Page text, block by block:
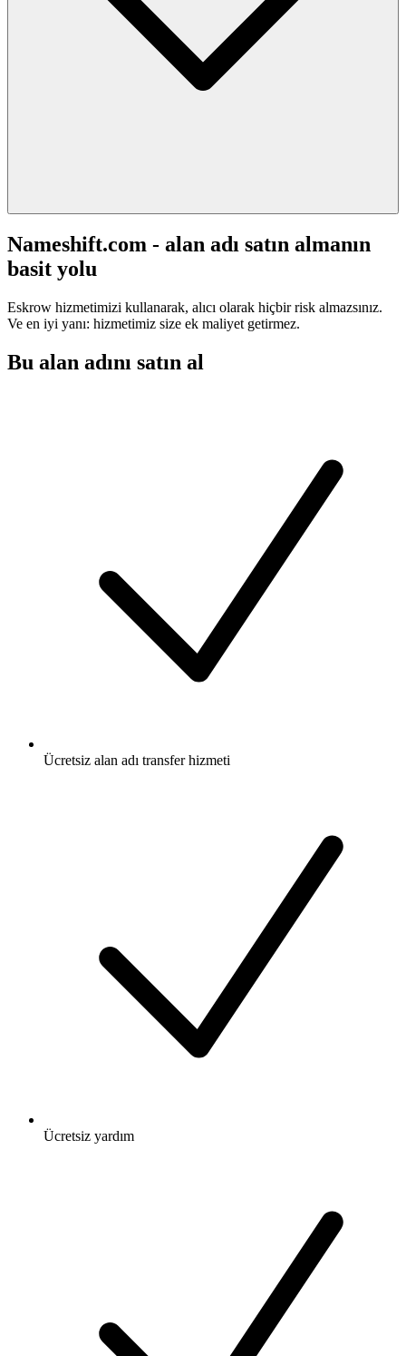
Nameshift.com - alan adı satın almanın
basit yolu
Eskrow hizmetimizi kullanarak, alıcı olarak hiçbir risk almazsınız.
Ve en iyi yanı: hizmetimiz size ek maliyet getirmez.
Bu alan adını satın al
Ücretsiz alan adı transfer hizmeti
Ücretsiz yardım